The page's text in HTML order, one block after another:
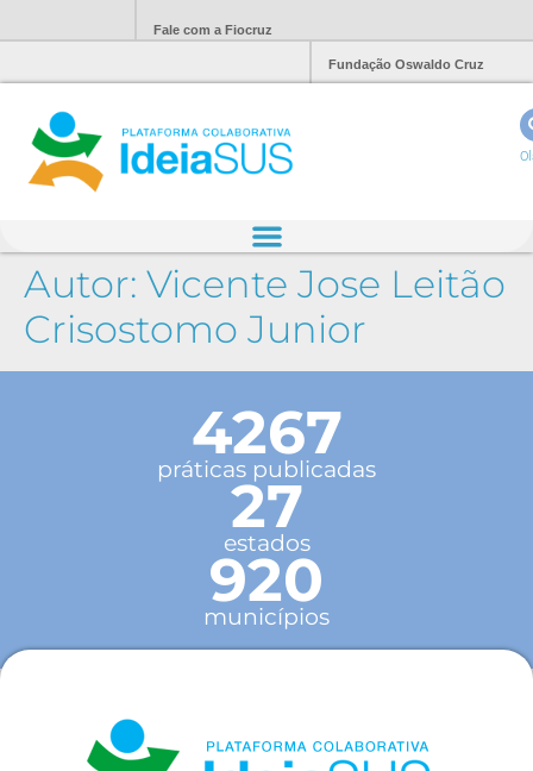
Fale com a Fiocruz
Fundação Oswaldo Cruz
Autor: Vicente Jose Leitão
Crisostomo Junior
4267
práticas publicadas
27
estados
920
municípios